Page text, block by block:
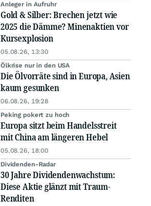
Anleger in Aufruhr
Gold & Silber: Brechen jetzt wie
2025 die Dämme? Minenaktien vor
Kursexplosion
05.08.26, 13:30
Ölkrise nur in den USA
Die Ölvorräte sind in Europa, Asien
kaum gesunken
06.08.26, 19:28
Peking pokert zu hoch
Europa sitzt beim Handelsstreit
mit China am längeren Hebel
05.08.26, 18:00
Dividenden-Radar
30 Jahre Dividendenwachstum:
Diese Aktie glänzt mit Traum-
Renditen